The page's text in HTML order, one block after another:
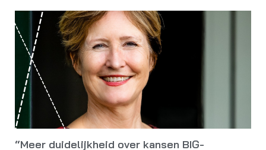
“Meer duidelijkheid over kansen BIG-